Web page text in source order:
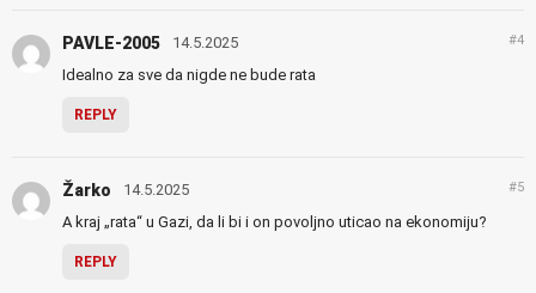
PAVLE-2005 14.5.2025 #4
Idealno za sve da nigde ne bude rata
REPLY
Žarko 14.5.2025 #5
A kraj „rata“ u Gazi, da li bi i on povoljno uticao na ekonomiju?
REPLY